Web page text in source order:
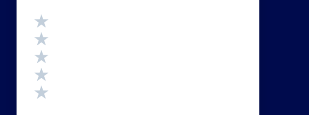
Valutazione